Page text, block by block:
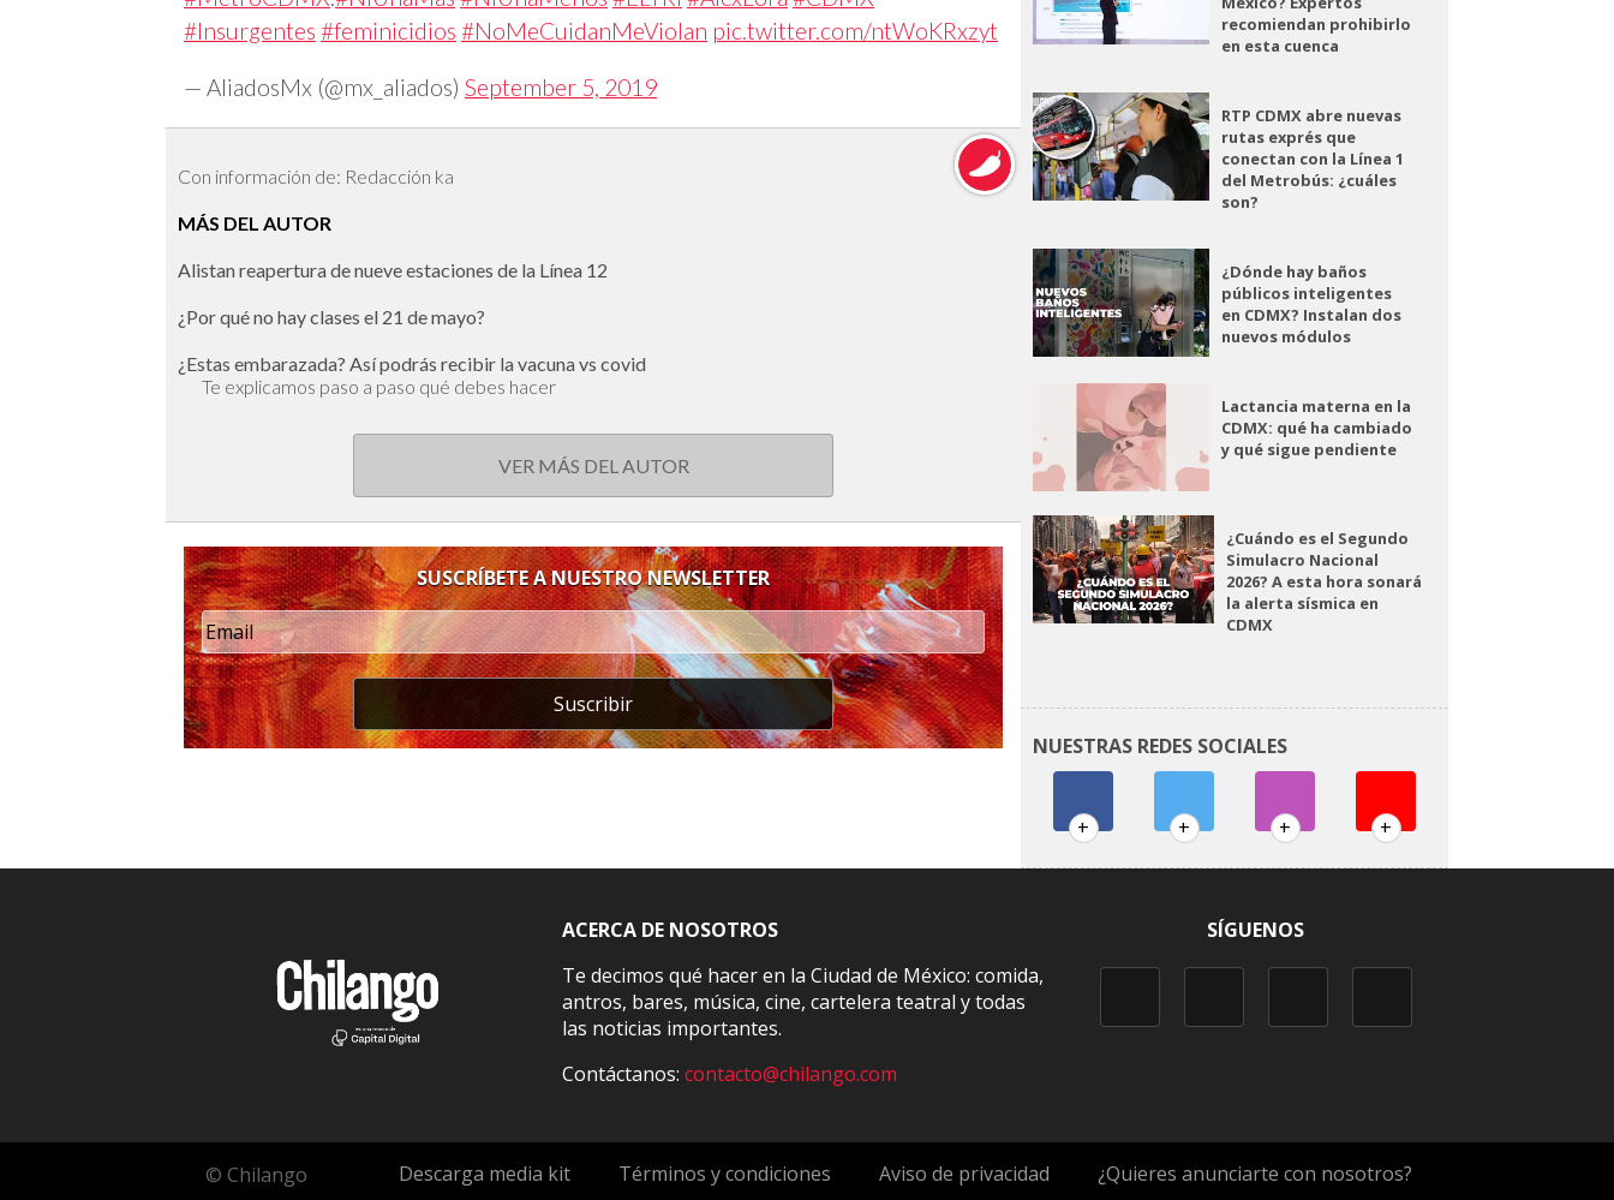
#Insurgentes #feminicidios #NoMeCuidanMeViolan pic.twitter.com/ntWoKRxzyt
— AliadosMx (@mx_aliados) September 5, 2019
Con información de: Redacción ka
MÁS DEL AUTOR
Alistan reapertura de nueve estaciones de la Línea 12
¿Por qué no hay clases el 21 de mayo?
¿Estas embarazada? Así podrás recibir la vacuna vs covid
Te explicamos paso a paso qué debes hacer
VER MÁS DEL AUTOR
SUSCRÍBETE A NUESTRO NEWSLETTER
Suscribir
recomiendan prohibirlo
en esta cuenca
RTP CDMX abre nuevas
rutas exprés que
conectan con la Línea 1
del Metrobús: ¿cuáles
son?
¿Dónde hay baños
públicos inteligentes
en CDMX? Instalan dos
nuevos módulos
Lactancia materna en la
CDMX: qué ha cambiado
y qué sigue pendiente
¿Cuándo es el Segundo
Simulacro Nacional
2026? A esta hora sonará
la alerta sísmica en
CDMX
NUESTRAS REDES SOCIALES
+ + + +
ACERCA DE NOSOTROS
Te decimos qué hacer en la Ciudad de México: comida,
antros, bares, música, cine, cartelera teatral y todas
las noticias importantes.
Contáctanos:contacto@chilango.com
SÍGUENOS
© Chilango Descarga media kit Términos y condiciones Aviso de privacidad ¿Quieres anunciarte con nosotros?